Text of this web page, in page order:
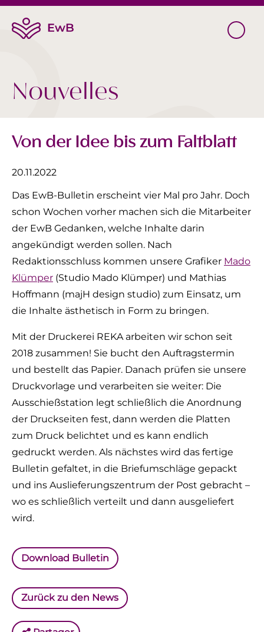
Nouvelles
Von der Idee bis zum Faltblatt
20.11.2022
Das EwB-Bulletin erscheint vier Mal pro Jahr. Doch
schon Wochen vorher machen sich die Mitarbeiter
der EwB Gedanken, welche Inhalte darin
angekündigt werden sollen. Nach
Redaktionsschluss kommen unsere Grafiker Mado
Klümper (Studio Mado Klümper) und Mathias
Hoffmann (majH design studio) zum Einsatz, um
die Inhalte ästhetisch in Form zu bringen.
Mit der Druckerei REKA arbeiten wir schon seit
2018 zusammen! Sie bucht den Auftragstermin
und bestellt das Papier. Danach prüfen sie unsere
Druckvorlage und verarbeiten sie weiter: Die
Ausschießstation legt schließlich die Anordnung
der Druckseiten fest, dann werden die Platten
zum Druck belichtet und es kann endlich
gedruckt werden. Als nächstes wird das fertige
Bulletin gefaltet, in die Briefumschläge gepackt
und ins Auslieferungszentrum der Post gebracht –
wo es schließlich verteilt und dann ausgeliefert
wird.
Download Bulletin
Zurück zu den News